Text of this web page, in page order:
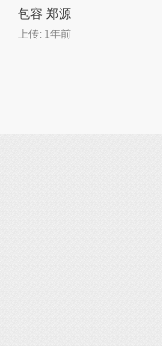
包容 郑源
上传: 1年前